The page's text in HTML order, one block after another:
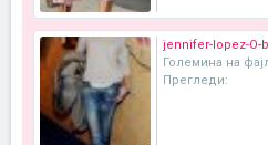
Големина на
Прегледи: